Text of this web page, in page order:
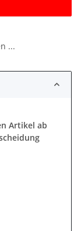
...
Artikel ab